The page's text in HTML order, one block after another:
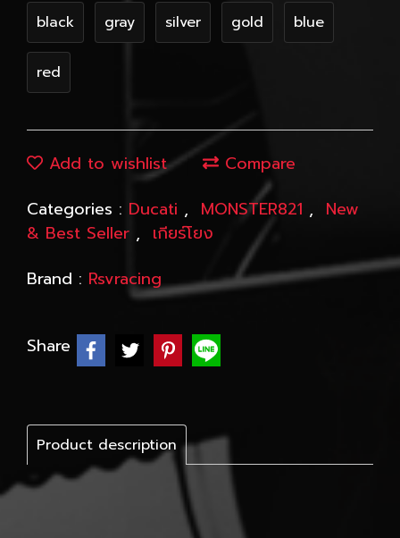
black gray silver gold blue
red
Add to wishlist
Compare
Categories : Ducati , MONSTER821 , New
& Best Seller , เกียร์โยง
Brand : Rsvracing
Share
Product description